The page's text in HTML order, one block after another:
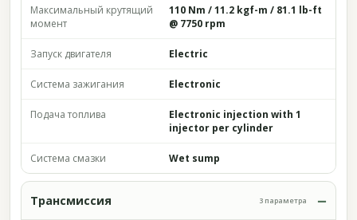
Максимальный крутящий
момент
110 Nm / 11.2 kgf-m / 81.1 lb-ft
@ 7750 rpm
Запуск двигателя Electric
Система зажигания Electronic
Подача топлива
Electronic injection with 1
injector per cylinder
Система смазки Wet sump
Трансмиссия 3 параметра